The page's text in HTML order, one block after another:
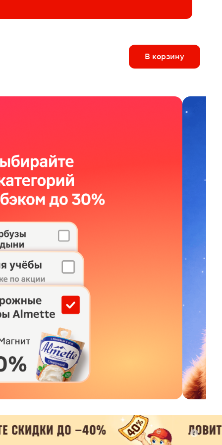
В корзину